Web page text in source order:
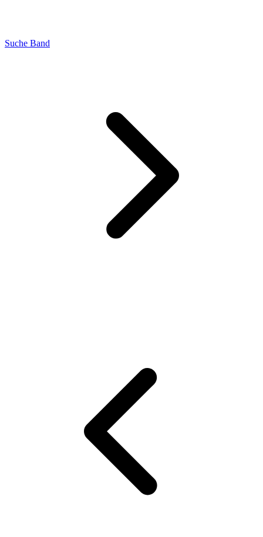
Suche Band